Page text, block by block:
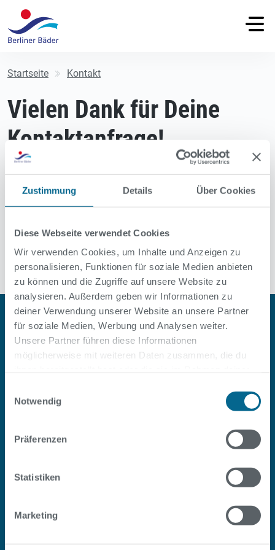
Zustimmung Details Über Cookies
Diese Webseite verwendet Cookies
Wir verwenden Cookies, um Inhalte und Anzeigen zu
personalisieren, Funktionen für soziale Medien anbieten
zu können und die Zugriffe auf unsere Website zu
analysieren. Außerdem geben wir Informationen zu
deiner Verwendung unserer Website an unsere Partner
für soziale Medien, Werbung und Analysen weiter.
Unsere Partner führen diese Informationen
möglicherweise mit weiteren Daten zusammen, die du
Notwendig
Präferenzen
Statistiken
Marketing
Startseite Kontakt
Vielen Dank für Deine
Kontaktanfrage!
Wir möchten hiermit den Eingang bestätigen und werden
uns in Kürze bei dir melden.
dein Team der Berliner Bäder
#SOPOOLISTNURBERLIN